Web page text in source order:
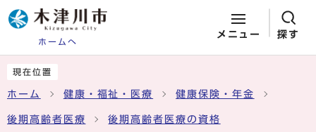
ホームへ
メニュー 探す
現在位置
ホーム 健康・福祉・医療 健康保険・年金
後期高齢者医療 後期高齢者医療の資格